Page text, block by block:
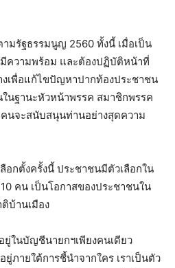
มรัฐธรรมนูญ 2560 ทั้งนี้ เมื่อเป็น
ความพร้อม และต้องปฏิบัติหน้าที่
งเพื่อแก้ไขปัญหาปากท้องประชาชน
นฐานะหัวหน้าพรรค สมาชิกพรรค
นจะสนับสนุนท่านอย่างสุดความ
อกตั้งครั้งนี้ ประชาชนมีตัวเลือกใน
คน เป็นโอกาสของประชาชนใน
บ้านเมือง
ยู่ในบัญชีนายกฯเพียงคนเดียว
ยู่ภายใต้การชี้นำจากใคร เราเป็นตัว